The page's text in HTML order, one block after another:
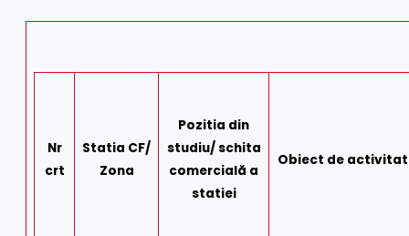
Nr
crt
Statia CF/
Zona
Pozitia din
studiu/ schita
comercială a
statiei
Obiect de